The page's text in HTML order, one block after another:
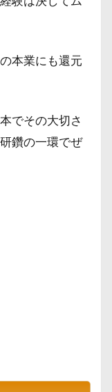
本業にも還元
でその大切さ
鑽の一環でぜ